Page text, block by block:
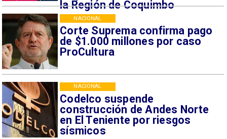
la Región de Coquimbo
Corte Suprema confirma pago
de $1.000 millones por caso
ProCultura
NACIONAL
Codelco suspende
construcción de Andes Norte
en El Teniente por riesgos
sísmicos
NACIONAL